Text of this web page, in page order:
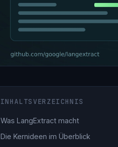
INHALTSVERZEICHNIS
Was LangExtract macht
Die Kernideen im Überblick